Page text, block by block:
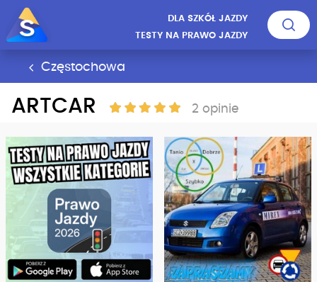
DLA SZKÓŁ JAZDY
TESTY NA PRAWO JAZDY
Częstochowa
ARTCAR 2 opinie